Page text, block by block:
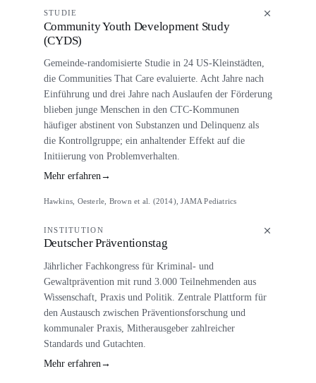
STUDIE
Community Youth Development Study
(CYDS)
Gemeinde-randomisierte Studie in 24 US-Kleinstädten,
die Communities That Care evaluierte. Acht Jahre nach
Einführung und drei Jahre nach Auslaufen der Förderung
blieben junge Menschen in den CTC-Kommunen
häufiger abstinent von Substanzen und Delinquenz als
die Kontrollgruppe; ein anhaltender Effekt auf die
Initiierung von Problemverhalten.
Mehr erfahren→
Hawkins, Oesterle, Brown et al. (2014), JAMA Pediatrics
INSTITUTION
Deutscher Präventionstag
Jährlicher Fachkongress für Kriminal- und
Gewaltprävention mit rund 3.000 Teilnehmenden aus
Wissenschaft, Praxis und Politik. Zentrale Plattform für
den Austausch zwischen Präventionsforschung und
kommunaler Praxis, Mitherausgeber zahlreicher
Standards und Gutachten.
Mehr erfahren→